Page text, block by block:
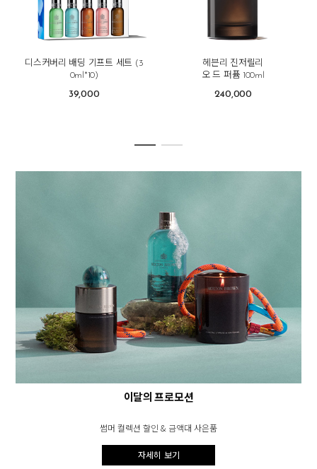
디스커버리 배딩 기프트 세트 (3
0ml*10)
39,000
헤븐리 진저릴리
오 드 퍼퓸 100ml
240,000
이달의 프로모션
썸머 컬렉션 할인 & 금액대 사은품
자세히 보기